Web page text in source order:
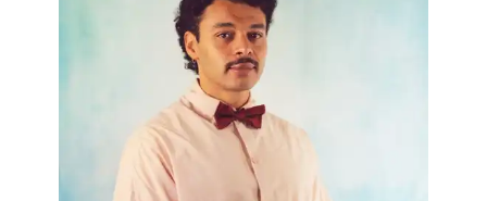
Previous